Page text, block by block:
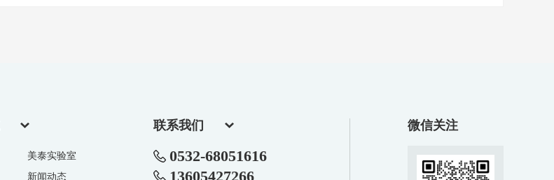
美泰实验室
新闻动态
联系我们
0532-68051616
13605427266
微信关注